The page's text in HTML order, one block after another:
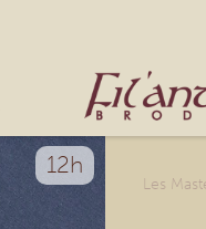
Accueil
12h
Les